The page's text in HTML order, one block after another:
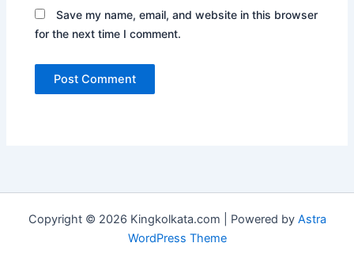
Save my name, email, and website in this browser
for the next time I comment.
Copyright © 2026 Kingkolkata.com | Powered by Astra
WordPress Theme